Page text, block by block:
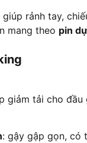
giúp rảnh tay,
mang theo pin
giảm tải cho
: gậy gập gọn, có